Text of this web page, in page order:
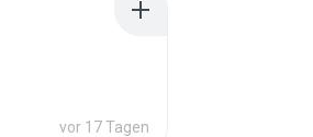
vor 17 Tagen